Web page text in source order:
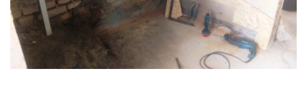
Marek Petruželka
Studýnka 131
549 46